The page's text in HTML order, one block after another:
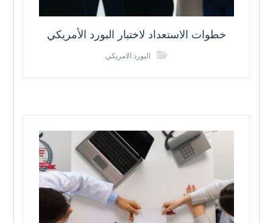
خطوات الاستعداد لاختبار البورد الأمريكي
البورد الامريكي